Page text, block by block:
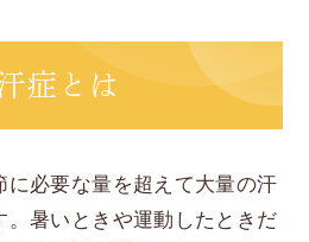
症とは
に必要な量を超えて大量の汗
。暑いときや運動したときだ